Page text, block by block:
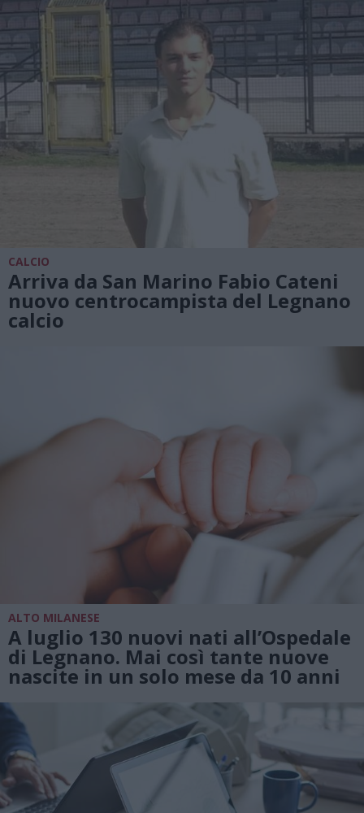
CALCIO
Arriva da San Marino Fabio Cateni
nuovo centrocampista del Legnano
calcio
ALTO MILANESE
A luglio 130 nuovi nati all’Ospedale
di Legnano. Mai così tante nuove
nascite in un solo mese da 10 anni